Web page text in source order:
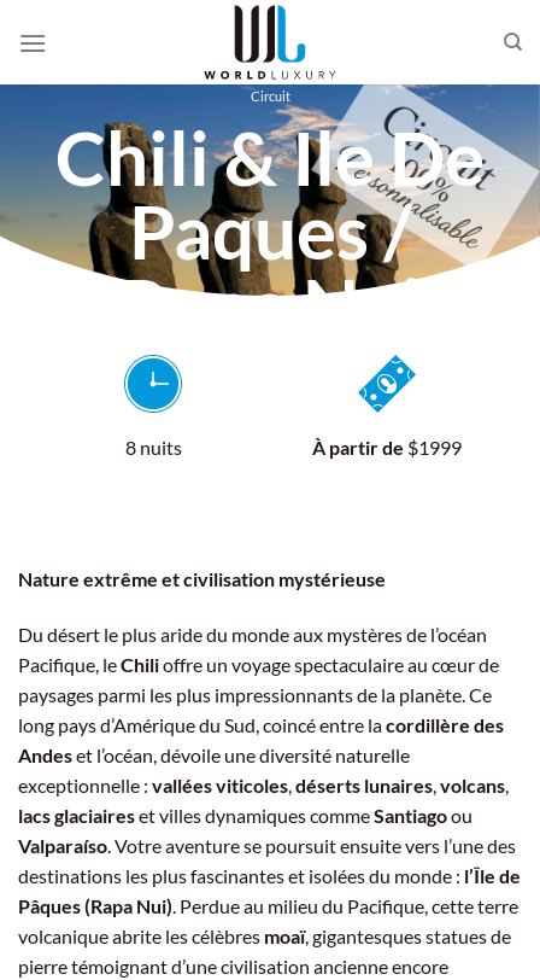
Circuit
Chili & Ile De
Paques /
Rapa Nui
un voyage entre Andes majestueuses,
culture polynésienne et mystères des
Moaï au cœur du Pacifique.
8 nuits À partir de $1999
Nature extrême et civilisation mystérieuse
Du désert le plus aride du monde aux mystères de l’océan
Pacifique, leChilioffre un voyage spectaculaire au cœur de
paysages parmi les plus impressionnants de la planète. Ce
long pays d’Amérique du Sud, coincé entre lacordillère des
Andeset l’océan, dévoile une diversité naturelle
exceptionnelle : vallées viticoles déserts lunaires volcans
lacs glaciaireset villes dynamiques commeSantiagoou
Valparaíso . Votre aventure se poursuit ensuite vers l’une des
destinations les plus fascinantes et isolées du monde : l’Île de
Pâques (Rapa Nui) . Perdue au milieu du Pacifique, cette terre
volcanique abrite les célèbres moaï, gigantesques statues de
pierre témoignant d’une civilisation ancienne encore